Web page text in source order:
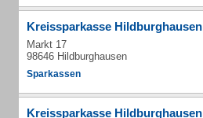
Kreissparkasse Hildburghausen
Markt 17
98646 Hildburghausen
Sparkassen
Kreissparkasse Hildburghausen